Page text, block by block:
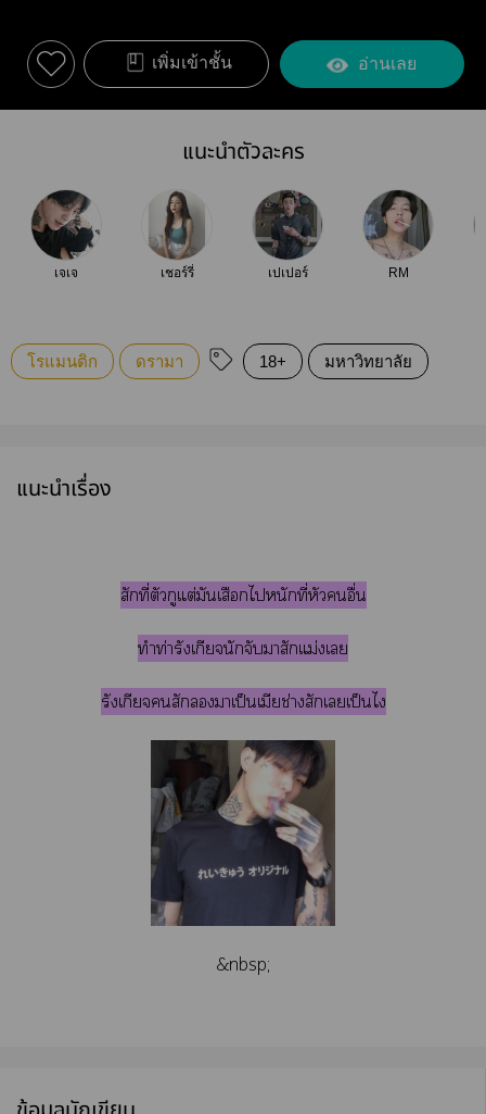
เพิ่มเข้าชั้น อ่านเลย
แนะนำตัวละคร
เจเจ เชอร์รี่ เปเปอร์ RM
โรแมนติก ดรามา 18+ มหาวิทยาลัย
แนะนำเรื่อง
สักที่ตัวกูแต่มันเสือกไหนักที่หัวอื่น
ทำท่ารังเกียจนักจับมาสักแม่งเ
รังเกียจสักาเป็นเมียช่างสักเเป็นไ
&nbsp;